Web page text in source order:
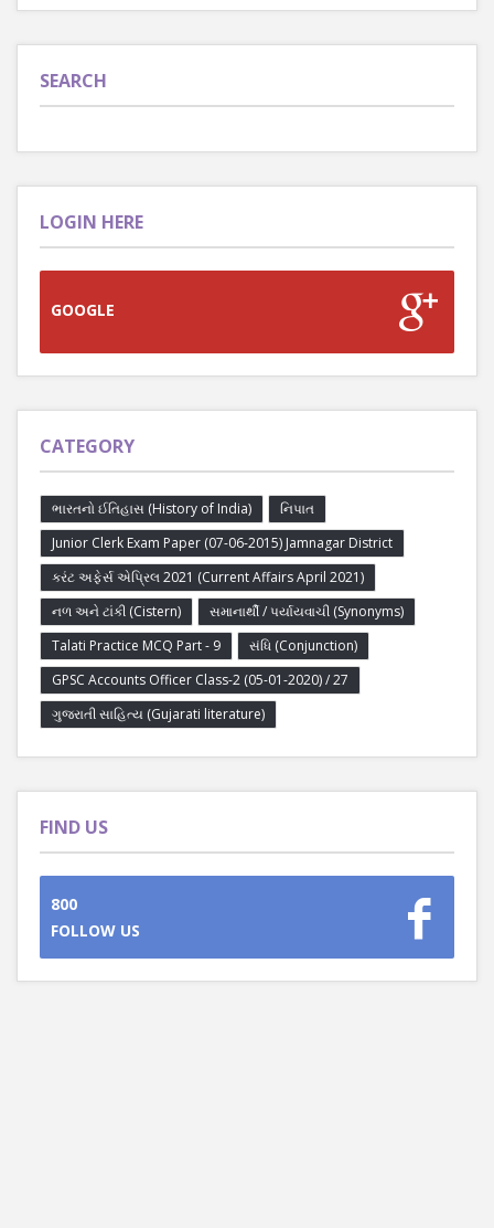
SEARCH
LOGIN HERE
GOOGLE
CATEGORY
ભારતનો ઈતિહાસ (History of India)
નિપાત
Junior Clerk Exam Paper (07-06-2015) Jamnagar District
કરંટ અફેર્સ એપ્રિલ 2021 (Current Affairs April 2021)
નળ અને ટાંકી (Cistern)
સમાનાર્થી / પર્યાયવાચી (Synonyms)
Talati Practice MCQ Part - 9
સંધિ (Conjunction)
GPSC Accounts Officer Class-2 (05-01-2020) / 27
ગુજરાતી સાહિત્ય (Gujarati literature)
FIND US
800
FOLLOW US